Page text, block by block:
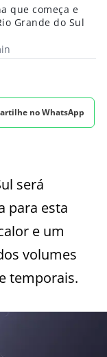
que começa e
Grande do Sul
no WhatsApp
será
para esta
e um
volumes
temporais.